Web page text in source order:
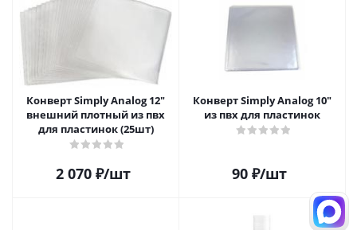
Конверт Simply Analog 12"
внешний плотный из пвх
для пластинок (25шт)
2 070₽/шт
Конверт Simply Analog 10"
из пвх для пластинок
90 ₽/шт